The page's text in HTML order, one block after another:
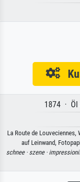
1874 · Öl
La Route de Louveciennes,
auf Leinwand,
schnee · szene ·